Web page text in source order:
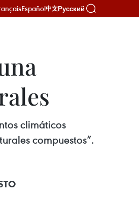
Español中文Русский
climáticos
compuestos”.